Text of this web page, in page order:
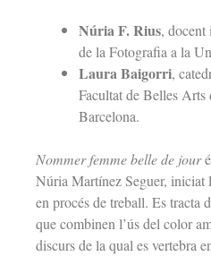
Núria F. Rius, docent
de la Fotografia a la
Laura Baigorri,
Facultat de Belles
Barcelona.
Nommer femme belle de jour
Núria Martínez Seguer, iniciat
en procés de treball. Es tracta
que combinen l’ús del color
discurs de la qual es vertebra